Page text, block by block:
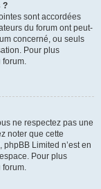
?
sont accordées
du forum ont peut-
concerné, ou seuls
Pour plus
forum.
ne respectez pas une
noter que cette
Limited n’est en
Pour plus
forum.